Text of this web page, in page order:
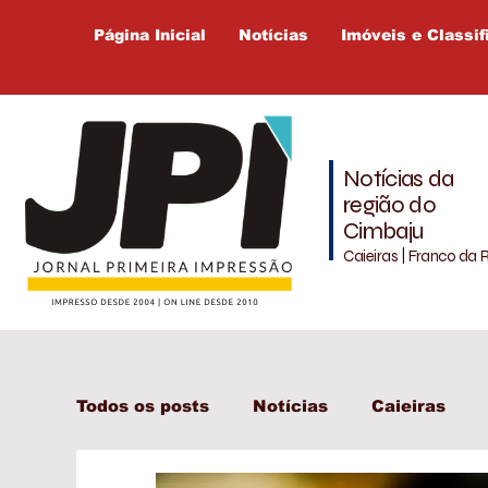
Página Inicial Notícias Imóveis e
Notícias da
região do
Cimbaju
Caieiras | Franco da
Todos os posts Notícias Caieiras